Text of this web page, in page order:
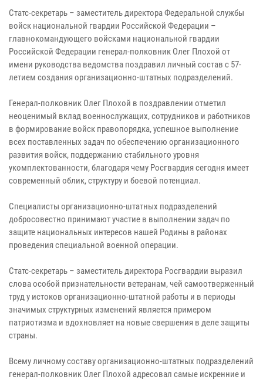
Статс-секретарь – заместитель директора Федеральной службы
войск национальной гвардии Российской Федерации –
главнокомандующего войсками национальной гвардии
Российской Федерации генерал-полковник Олег Плохой от
имени руководства ведомства поздравил личный состав с 57-
летием создания организационно-штатных подразделений.
Генерал-полковник Олег Плохой в поздравлении отметил
неоценимый вклад военнослужащих, сотрудников и работников
в формирование войск правопорядка, успешное выполнение
всех поставленных задач по обеспечению организационного
развития войск, поддержанию стабильного уровня
укомплектованности, благодаря чему Росгвардия сегодня имеет
современный облик, структуру и боевой потенциал.
Специалисты организационно-штатных подразделений
добросовестно принимают участие в выполнении задач по
защите национальных интересов нашей Родины в районах
проведения специальной военной операции.
Статс-секретарь – заместитель директора Росгвардии выразил
слова особой признательности ветеранам, чей самоотверженный
труд у истоков организационно-штатной работы и в периоды
значимых структурных изменений является примером
патриотизма и вдохновляет на новые свершения в деле защиты
страны.
Всему личному составу организационно-штатных подразделений
генерал-полковник Олег Плохой адресовал самые искренние и